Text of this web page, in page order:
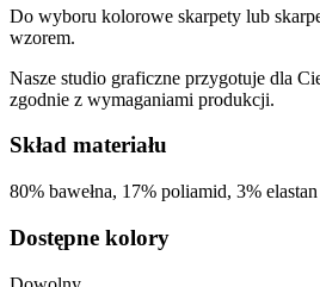
Do wyboru kolorowe skarpety lub
wzorem.
Nasze studio graficzne przygotuje dla
zgodnie z wymaganiami produkcji.
Skład materiału
80% bawełna, 17% poliamid, 3% elastan
Dostępne kolory